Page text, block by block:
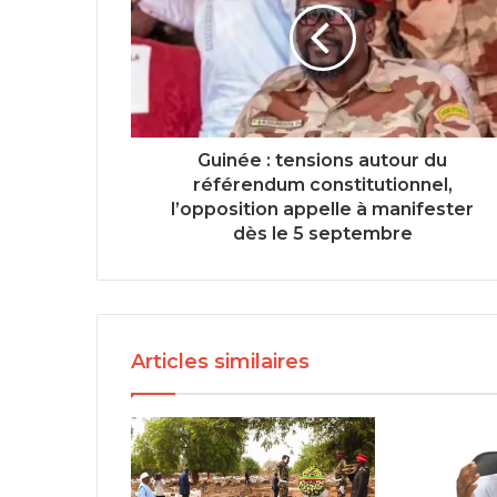
Guinée : tensions autour du
référendum constitutionnel,
l’opposition appelle à manifester
dès le 5 septembre
Articles similaires